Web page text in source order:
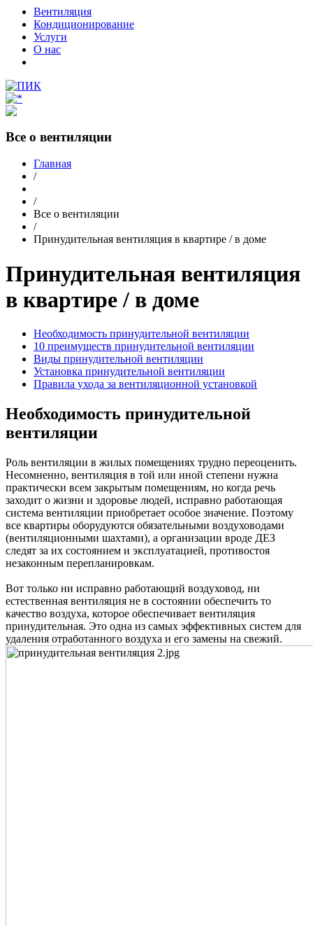
Вентиляция
Кондиционирование
Услуги
О нас
Все о вентиляции
Главная
/
/
Все о вентиляции
/
Принудительная вентиляция в квартире / в доме
Принудительная вентиляция
в квартире / в доме
Необходимость принудительной вентиляции
10 преимуществ принудительной вентиляции
Виды принудительной вентиляции
Установка принудительной вентиляции
Правила ухода за вентиляционной установкой
Необходимость принудительной
вентиляции
Роль вентиляции в жилых помещениях трудно переоценить.
Несомненно, вентиляция в той или иной степени нужна
практически всем закрытым помещениям, но когда речь
заходит о жизни и здоровье людей, исправно работающая
система вентиляции приобретает особое значение. Поэтому
все квартиры оборудуются обязательными воздуховодами
(вентиляционными шахтами), а организации вроде ДЕЗ
следят за их состоянием и эксплуатацией, противостоя
незаконным перепланировкам.
Вот только ни исправно работающий воздуховод, ни
естественная вентиляция не в состоянии обеспечить то
качество воздуха, которое обеспечивает вентиляция
принудительная. Это одна из самых эффективных систем для
удаления отработанного воздуха и его замены на свежий.